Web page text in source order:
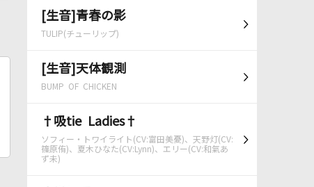
[生音]青春の影
TULIP(チューリップ)
[生音]天体観測
BUMP OF CHICKEN
†吸tie Ladies†
ソフィー・トワイライト(CV:富田美憂)、天野灯(CV:
篠原侑)、夏木ひなた(CV:Lynn)、エリー(CV:和氣あ
ず未)